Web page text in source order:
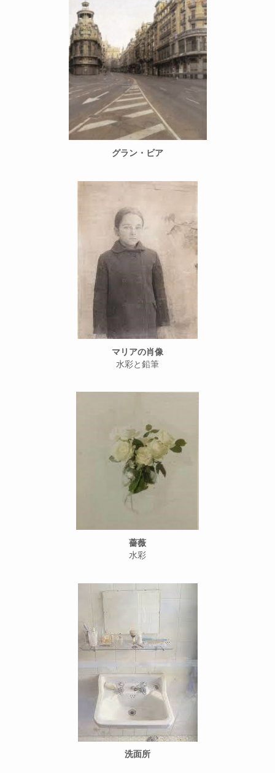
グラン・ビア
マリアの肖像
水彩と鉛筆
薔薇
水彩
洗面所